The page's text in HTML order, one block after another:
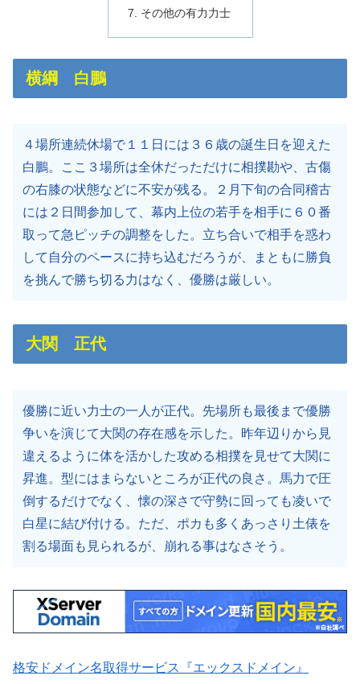
その他の有力力士
横綱 白鵬
４場所連続休場で１１日には３６歳の誕生日を迎えた
白鵬。ここ３場所は全休だっただけに相撲勘や、古傷
の右膝の状態などに不安が残る。２月下旬の合同稽古
には２日間参加して、幕内上位の若手を相手に６０番
取って急ピッチの調整をした。立ち合いで相手を惑わ
して自分のペースに持ち込むだろうが、まともに勝負
を挑んで勝ち切る力はなく、優勝は厳しい。
大関 正代
優勝に近い力士の一人が正代。先場所も最後まで優勝
争いを演じて大関の存在感を示した。昨年辺りから見
違えるように体を活かした攻める相撲を見せて大関に
昇進。型にはまらないところが正代の良さ。馬力で圧
倒するだけでなく、懐の深さで守勢に回っても凌いで
白星に結び付ける。ただ、ポカも多くあっさり土俵を
割る場面も見られるが、崩れる事はなさそう。
格安ドメイン名取得サービス『エックスドメイン』